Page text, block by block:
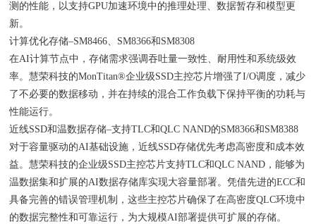
测的性能，以支持GPU加速环境中的推理处理、数据暂存和模型更
新。
计算优化存储–SM8466、SM8366和SM8308
在AI计算节点中，存储需求强调吞吐量一致性、耐用性和系统级效
率。慧荣科技的MonTitan®️企业级SSD主控芯片增强了I/O调度，减少
了不必要的数据移动，并在持续的混合工作负载下保持平衡的功耗与
性能运行。
近线SSD和温数据存储–支持TLC和QLC NAND的SM8366和SM8388
对于容量驱动的AI基础设施，近线SSD存储优先考虑高密度和成本效
益。慧荣科技的企业级SSD主控芯片支持TLC和QLC NAND，能够为
温数据集和扩展的AI数据存储库实现大容量部署。凭借先进的ECC和
具备完善的错误管理机制，这些主控芯片确保了在高密度QLC环境中
的数据完整性和可靠运行，为大规模AI部署提供可扩展的存储。